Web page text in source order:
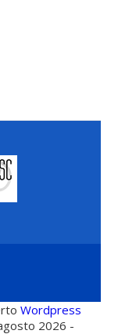
Wordpress
2026 -